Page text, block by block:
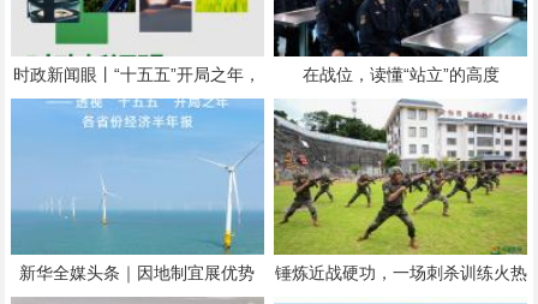
时政新闻眼丨“十五五”开局之年，
总书记关心百姓身边这些民生大事
在战位，读懂“站立”的高度
新华全媒头条｜因地制宜展优势
下好发展一盘棋——透视“十五
锤炼近战硬功，一场刺杀训练火热